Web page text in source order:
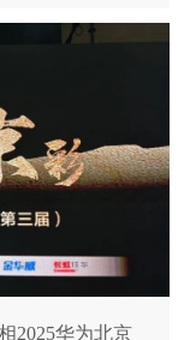
2025华为北京